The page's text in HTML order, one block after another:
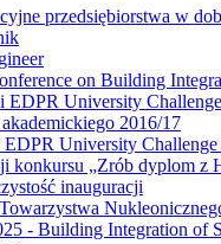
przedsiębiorstwa w
on Building
EDPR University
2016/17
EDPR University Challenge
konkursu „Zrób dyplom z
inauguracji
- Building Integration of